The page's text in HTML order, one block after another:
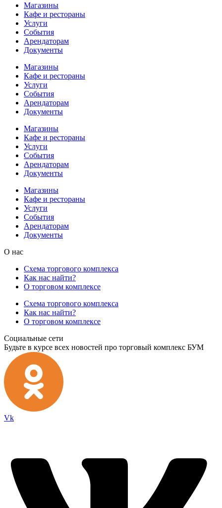
Магазины
Кафе и рестораны
Услуги
События
Арендаторам
Документы
Магазины
Кафе и рестораны
Услуги
События
Арендаторам
Документы
Магазины
Кафе и рестораны
Услуги
События
Арендаторам
Документы
Магазины
Кафе и рестораны
Услуги
События
Арендаторам
Документы
О нас
Схема торгового комплекса
Как нас найти?
О торговом комплексе
Схема торгового комплекса
Как нас найти?
О торговом комплексе
Социальные сети
Будьте в курсе всех новостей про торговый комплекс БУМ
Vk